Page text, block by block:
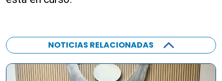
NOTICIAS RELACIONADAS